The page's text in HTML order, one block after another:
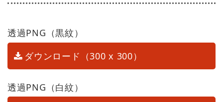
透過PNG（黒紋）
ダウンロード（300 x 300）
透過PNG（白紋）